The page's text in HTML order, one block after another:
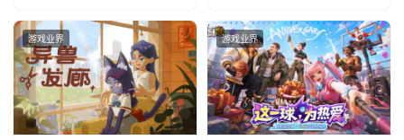
游戏业界 游戏业界